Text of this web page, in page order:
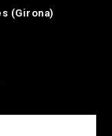
(Girona)